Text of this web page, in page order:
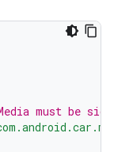
must be